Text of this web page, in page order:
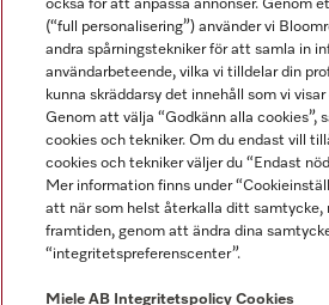
Miele AB
Allmänna villkor
Användarvillkor
Miele tillgänglighetsförklaring
Lagen om digitala tjänster
också för att anpassa annonser. Genom
(“full personalisering”) använder vi
andra spårningstekniker för att samla in
användarbeteende, vilka vi tilldelar din
kunna skräddarsy det innehåll som vi
Genom att välja “Godkänn alla cookies”,
cookies och tekniker. Om du endast vill
cookies och tekniker väljer du “Endast
Mer information finns under
att när som helst återkalla ditt samtycke,
framtiden, genom att ändra dina
“integritetspreferenscenter”.
Miele AB Integritetspolicy Cookies